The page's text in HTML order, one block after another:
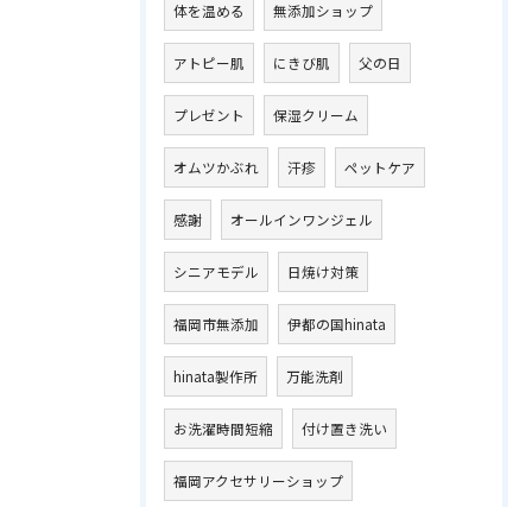
体を温める 無添加ショップ
アトピー肌 にきび肌 父の日
プレゼント 保湿クリーム
オムツかぶれ 汗疹 ペットケア
感謝 オールインワンジェル
シニアモデル 日焼け対策
福岡市無添加 伊都の国hinata
hinata製作所 万能洗剤
お洗濯時間短縮 付け置き洗い
福岡アクセサリーショップ